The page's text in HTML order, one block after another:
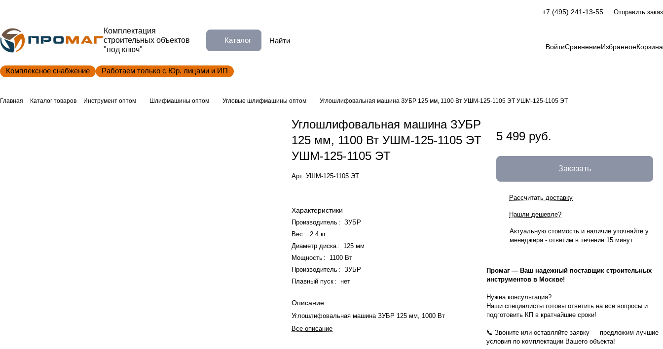
+7 (495) 241-13-55 Отправить заказ
Комплектация
строительных объектов
"под ключ"
Каталог
ВойтиСравнениеИзбранноеКорзина
Комплексное снабжение Работаем только с Юр. лицами и ИП
Главная Каталог товаров Инструмент оптом Шлифмашины оптом Угловые шлифмашины оптом Углошлифовальная машина ЗУБР 125 мм, 1100 Вт УШМ-125-1105 ЭТ УШМ-125-1105 ЭТ
Углошлифовальная машина ЗУБР
125 мм, 1100 Вт УШМ-125-1105 ЭТ
УШМ-125-1105 ЭТ
Арт.УШМ-125-1105 ЭТ
Характеристики
Производитель :
ЗУБР
Вес :
2.4 кг
Диаметр диска:
125 мм
Мощность :
1100 Вт
Производитель :
ЗУБР
Плавный пуск : нет
Описание
Углошлифовальная машина ЗУБР 125 мм, 1000 Вт
Все описание
5 499 руб.
Заказать
Рассчитать доставку
Нашли дешевле?
Актуальную стоимость и наличие уточняйте у
менеджера - ответим в течение 15 минут.
Промаг — Ваш надежный поставщик строительных
инструментов в Москве!
Нужна консультация?
Наши специалисты готовы ответить на все вопросы и
подготовить КП в кратчайшие сроки!
📞 Звоните или оставляйте заявку — предложим лучшие
условия по комплектации Вашего объекта!